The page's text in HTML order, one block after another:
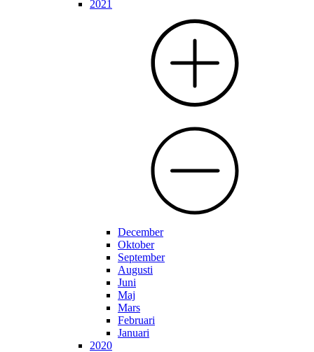
2021
December
Oktober
September
Augusti
Juni
Maj
Mars
Februari
Januari
2020